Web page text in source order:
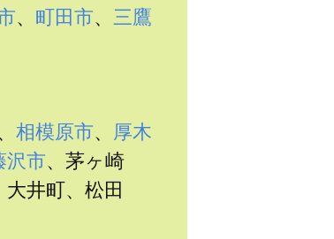
、 町田市、 三鷹
相模原市、 厚木
沢市、茅ヶ崎
井町、松田